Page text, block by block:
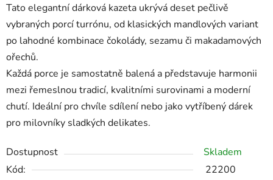
Tatoelegantnídárková kazeta ukrývádeset pečlivě
vybraných porcíturrónu, od klasických mandlových variant
po lahodné kombinace čokolády, sezamu či makadamových
ořechů.
Každá porce je samostatně balená a představuje harmonii
mezi řemeslnou tradicí, kvalitními surovinami a moderní
chutí. Ideální prochvíle sdílení nebo jakovytříbenýdárek
pro milovníky sladkých delikates.
Dostupnost
Skladem
Kód:
22200